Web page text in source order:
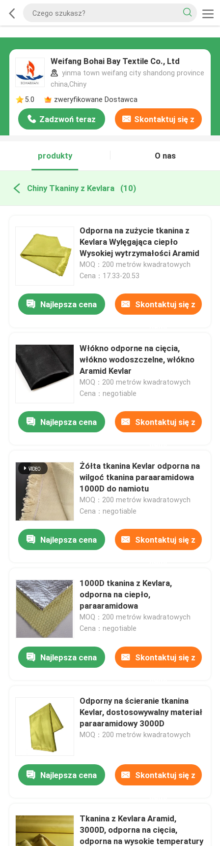
Weifang Bohai Bay Textile Co., Ltd
yinma town weifang city shandong province
china,Chiny
5.0
zweryfikowane Dostawca
Zadzwoń teraz Skontaktuj się z
produkty
O nas
Chiny Tkaniny z Kevlara (10)
Odporna na zużycie tkanina z
Kevlara Wylęgająca ciepło
Wysokiej wytrzymałości Aramid
MOQ：200 metrów kwadratowych
Cena：17.33-20.53
Najlepsza cena Skontaktuj się z
Włókno odporne na cięcia,
włókno wodoszczelne, włókno
Aramid Kevlar
MOQ：200 metrów kwadratowych
Cena：negotiable
Najlepsza cena Skontaktuj się z
Żółta tkanina Kevlar odporna na
wilgoć tkanina paraaramidowa
1000D do namiotu
MOQ：200 metrów kwadratowych
Cena：negotiable
Najlepsza cena Skontaktuj się z
1000D tkanina z Kevlara,
odporna na ciepło,
paraaramidowa
MOQ：200 metrów kwadratowych
Cena：negotiable
Najlepsza cena Skontaktuj się z
Odporny na ścieranie tkanina
Kevlar, dostosowywalny materiał
paraaramidowy 3000D
MOQ：200 metrów kwadratowych
Najlepsza cena Skontaktuj się z
Tkanina z Kevlara Aramid,
3000D, odporna na cięcia,
odporna na wysokie temperatury